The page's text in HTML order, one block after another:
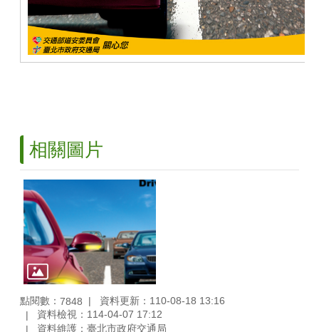
相關圖片
點閱數： 7848
資料更新：110-08-18 13:16
資料檢視：114-04-07 17:12
資料維護：臺北市政府交通局